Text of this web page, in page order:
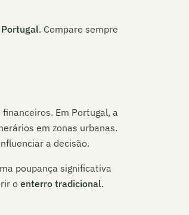
Portugal. Compare sempre
Em Portugal, a
em zonas urbanas.
a decisão.
poupança significativa
o enterro tradicional.